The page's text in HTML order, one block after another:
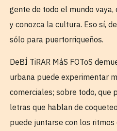
gente de todo el mundo
y conozca la cultura. Eso sí,
sólo para puertorriqueños.
DeBÍ TiRAR MáS FOToS
urbana puede experimentar
comerciales; sobre todo, que
letras que hablan de
puede juntarse con los